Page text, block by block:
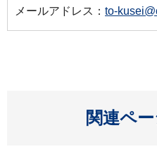
メールアドレス： to-
関連ペ